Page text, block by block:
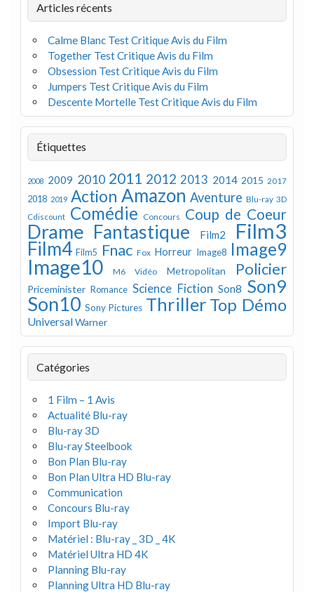
Articles récents
Calme Blanc Test Critique Avis du Film
Together Test Critique Avis du Film
Obsession Test Critique Avis du Film
Jumpers Test Critique Avis du Film
Descente Mortelle Test Critique Avis du Film
Étiquettes
2008 2009 2010 2011 2012 2013 2014 2015 2017
2018 2019 Action Amazon Aventure Blu-ray 3D
Cdiscount Comédie Concours Coup de Coeur
Drame Fantastique Film2 Film3
Film4 Film5 Fnac Fox Horreur Image8 Image9
Image10 M6 Vidéo Metropolitan Policier
Priceminister Romance Science Fiction Son8 Son9
Son10 Sony Pictures Thriller Top Démo
UniversalWarner
Catégories
1 Film – 1 Avis
Actualité Blu-ray
Blu-ray 3D
Blu-ray Steelbook
Bon Plan Blu-ray
Bon Plan Ultra HD Blu-ray
Communication
Concours Blu-ray
Import Blu-ray
Matériel : Blu-ray _ 3D _ 4K
Matériel Ultra HD 4K
Planning Blu-ray
Planning Ultra HD Blu-ray